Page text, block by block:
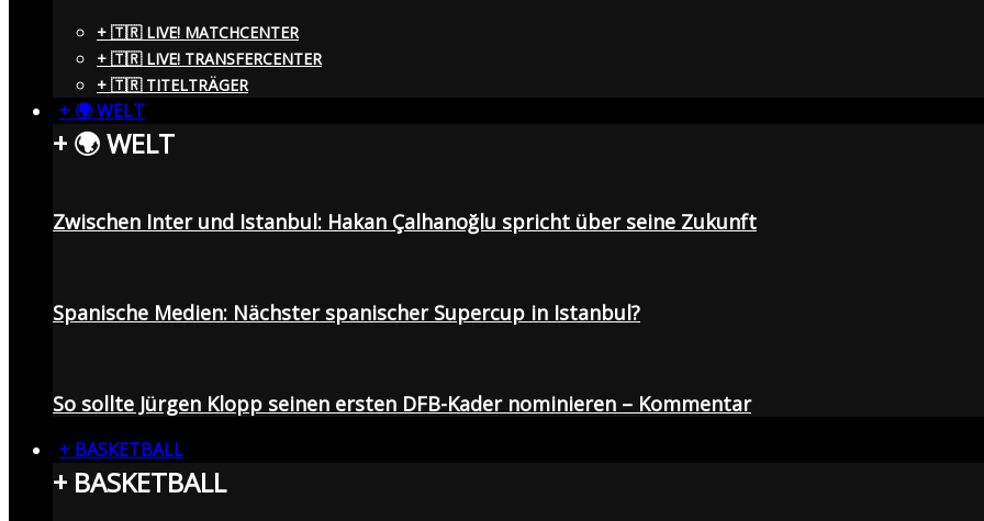
+ 🇹🇷 LIVE! MATCHCENTER
+ 🇹🇷 LIVE! TRANSFERCENTER
+ 🇹🇷 TITELTRÄGER
+ 🌍 WELT
+ 🌍 WELT
Zwischen Inter und Istanbul: Hakan Çalhanoğlu spricht über seine Zukunft
Spanische Medien: Nächster spanischer Supercup in Istanbul?
So sollte Jürgen Klopp seinen ersten DFB-Kader nominieren – Kommentar
+ BASKETBALL
+ BASKETBALL